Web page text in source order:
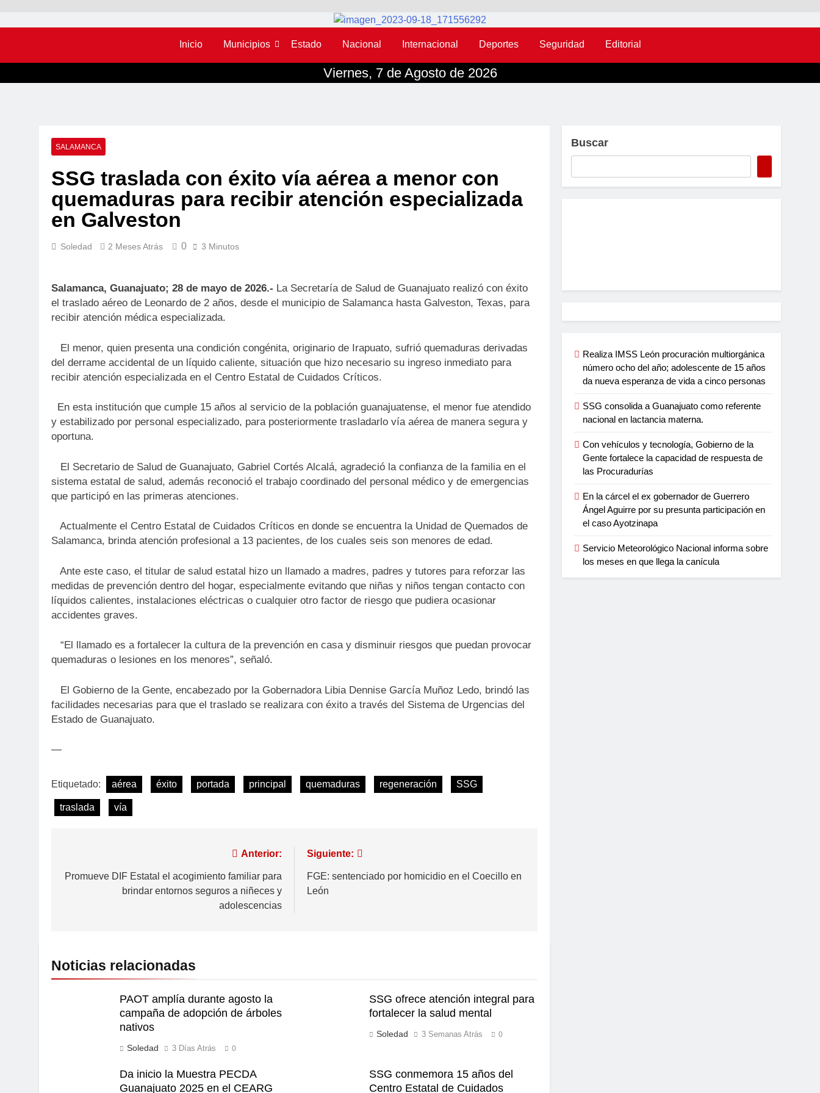
Inicio Municipios Estado Nacional Internacional Deportes Seguridad Editorial
Viernes, 7 de Agosto de 2026
SALAMANCA
SSG traslada con éxito vía aérea a menor con
quemaduras para recibir atención especializada
en Galveston
Soledad 2 Meses Atrás 0 3 Minutos
Salamanca, Guanajuato; 28 de mayo de 2026.- La Secretaría de Salud de Guanajuato realizó con éxito
el traslado aéreo de Leonardo de 2 años, desde el municipio de Salamanca hasta Galveston, Texas, para
recibir atención médica especializada.
El menor, quien presenta una condición congénita, originario de Irapuato, sufrió quemaduras derivadas
del derrame accidental de un líquido caliente, situación que hizo necesario su ingreso inmediato para
recibir atención especializada en el Centro Estatal de Cuidados Críticos.
En esta institución que cumple 15 años al servicio de la población guanajuatense, el menor fue atendido
y estabilizado por personal especializado, para posteriormente trasladarlo vía aérea de manera segura y
oportuna.
El Secretario de Salud de Guanajuato, Gabriel Cortés Alcalá, agradeció la confianza de la familia en el
sistema estatal de salud, además reconoció el trabajo coordinado del personal médico y de emergencias
que participó en las primeras atenciones.
Actualmente el Centro Estatal de Cuidados Críticos en donde se encuentra la Unidad de Quemados de
Salamanca, brinda atención profesional a 13 pacientes, de los cuales seis son menores de edad.
Ante este caso, el titular de salud estatal hizo un llamado a madres, padres y tutores para reforzar las
medidas de prevención dentro del hogar, especialmente evitando que niñas y niños tengan contacto con
líquidos calientes, instalaciones eléctricas o cualquier otro factor de riesgo que pudiera ocasionar
accidentes graves.
“El llamado es a fortalecer la cultura de la prevención en casa y disminuir riesgos que puedan provocar
quemaduras o lesiones en los menores”, señaló.
El Gobierno de la Gente, encabezado por la Gobernadora Libia Dennise García Muñoz Ledo, brindó las
facilidades necesarias para que el traslado se realizara con éxito a través del Sistema de Urgencias del
Estado de Guanajuato.
—
Etiquetado: aérea éxito portada principal quemaduras regeneración SSG
traslada vía
Anterior:
Promueve DIF Estatal el acogimiento familiar para
brindar entornos seguros a niñeces y
adolescencias
Siguiente:
FGE: sentenciado por homicidio en el Coecillo en
León
Noticias relacionadas
PAOT amplía durante agosto la
campaña de adopción de árboles
nativos
Soledad 3 Días Atrás 0
SSG ofrece atención integral para
fortalecer la salud mental
Soledad 3 Semanas Atrás 0
Da inicio la Muestra PECDA
Guanajuato 2025 en el CEARG
SSG conmemora 15 años del
Centro Estatal de Cuidados
Buscar
Realiza IMSS León procuración multiorgánica
número ocho del año; adolescente de 15 años
da nueva esperanza de vida a cinco personas
SSG consolida a Guanajuato como referente
nacional en lactancia materna.
Con vehículos y tecnología, Gobierno de la
Gente fortalece la capacidad de respuesta de
las Procuradurías
En la cárcel el ex gobernador de Guerrero
Ángel Aguirre por su presunta participación en
el caso Ayotzinapa
Servicio Meteorológico Nacional informa sobre
los meses en que llega la canícula